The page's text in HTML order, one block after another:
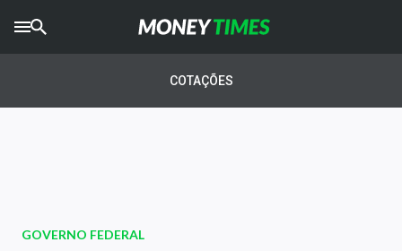
AGROTIMES
Newsletters
COTAÇÕES
GOVERNO FEDERAL